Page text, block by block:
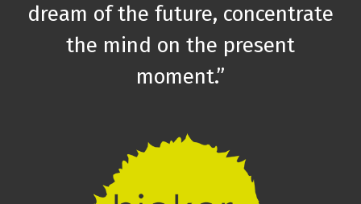
dream of the future, concentrate
the mind on the present
moment.”